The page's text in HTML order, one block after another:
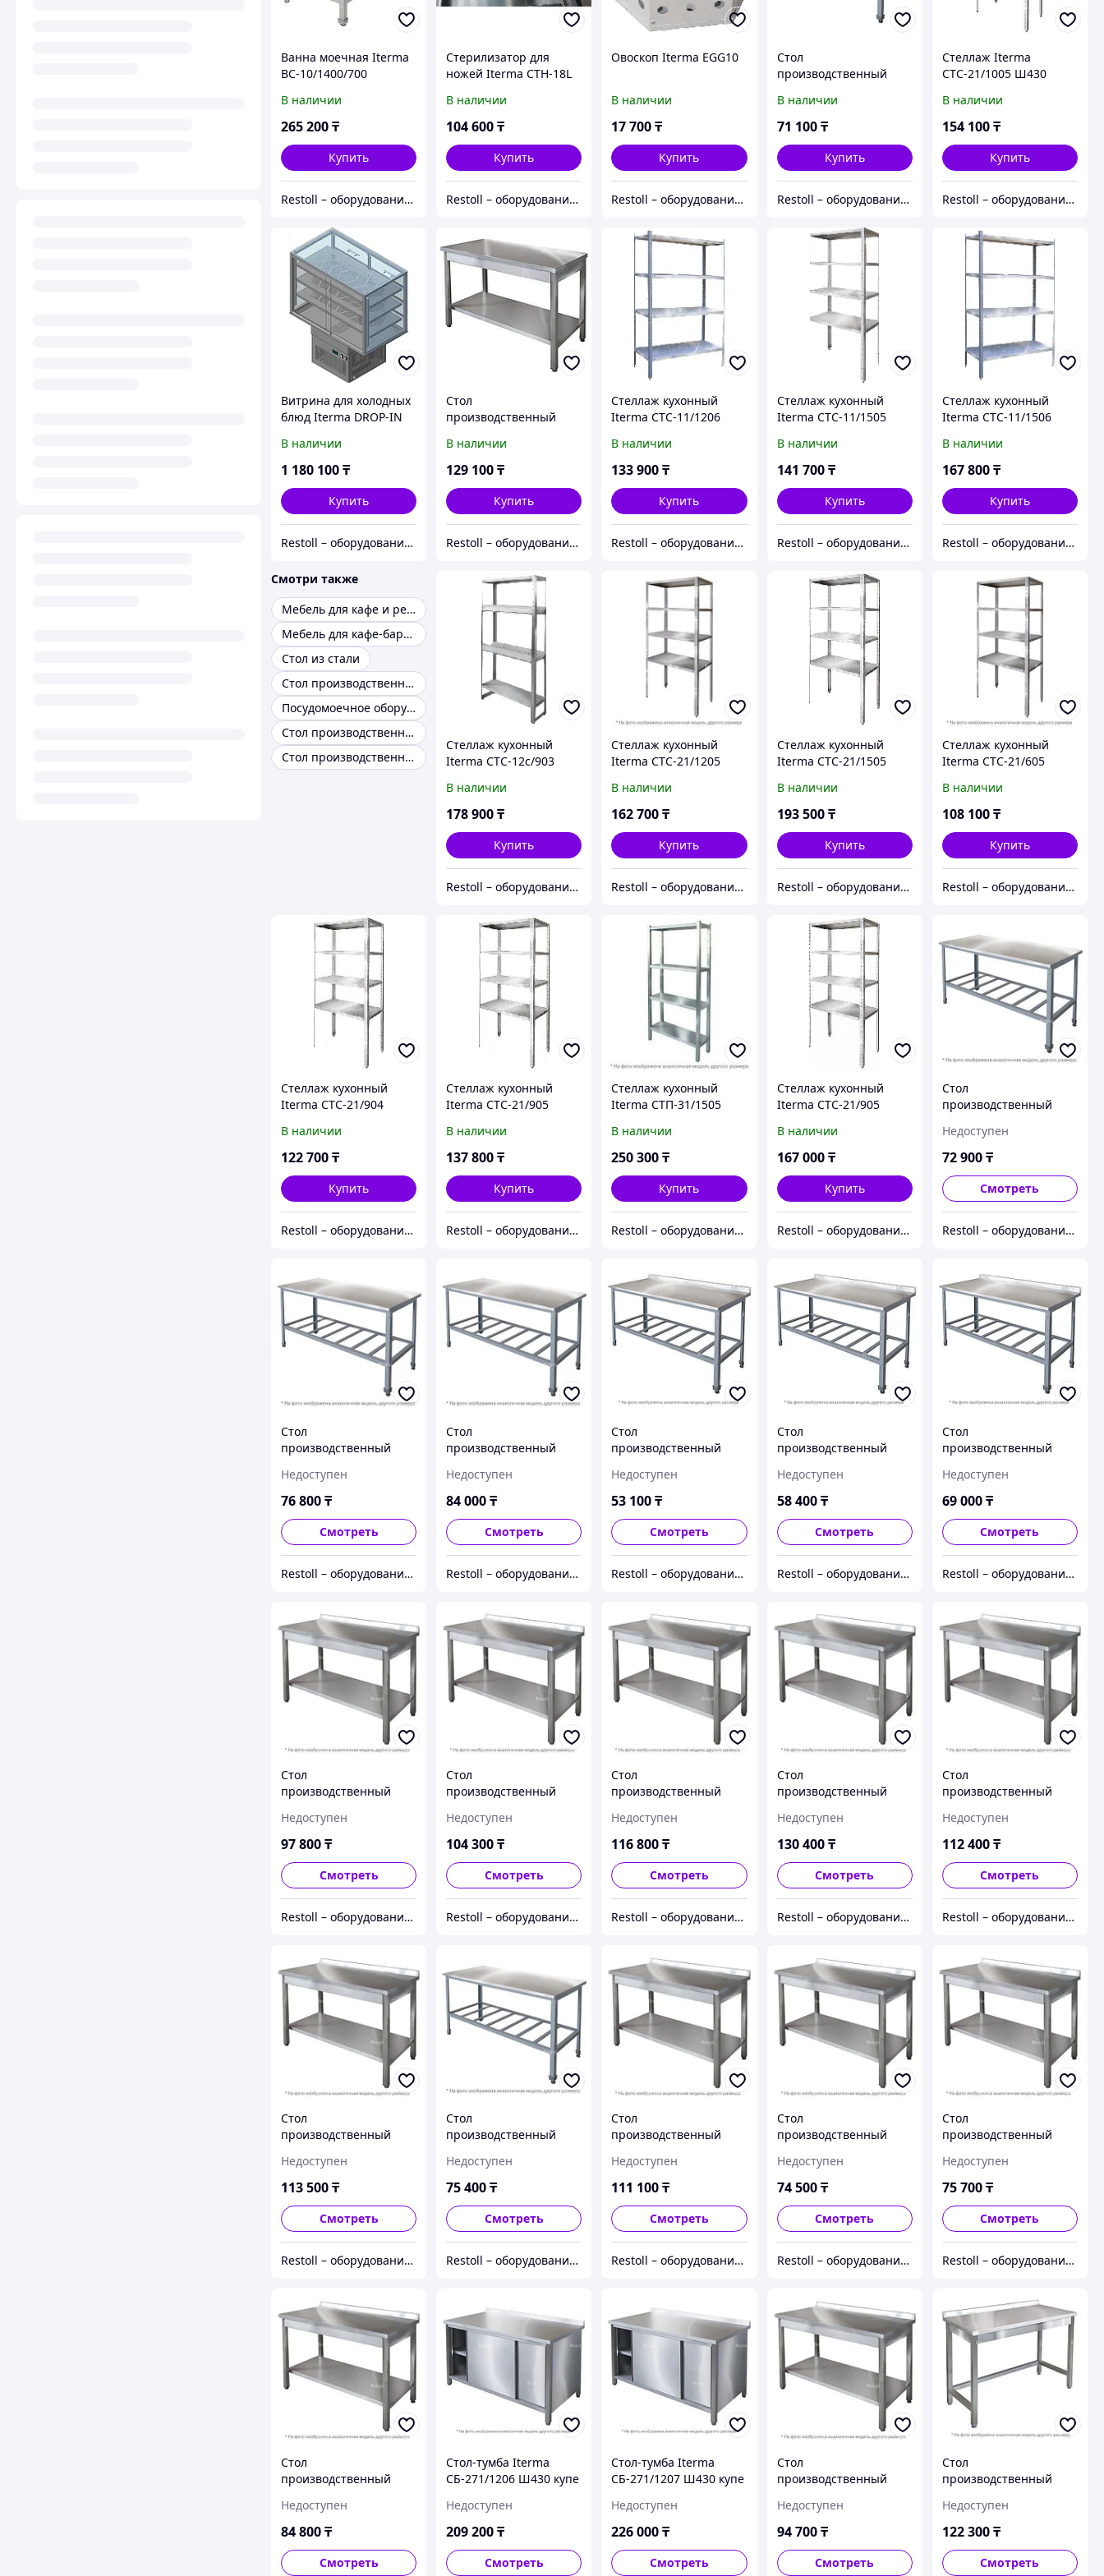
Ванна моечная Iterma
ВС-10/1400/700
В наличии
265 200₸
Купить
Restoll – оборудование с гарантией
Стерилизатор для
ножей Iterma СТН-18L
В наличии
104 600₸
Купить
Restoll – оборудование с гарантией
Овоскоп Iterma EGG10
В наличии
17 700₸
Купить
Restoll – оборудование с гарантией
Стол
производственный
В наличии
71 100 ₸
Купить
Restoll – оборудование с гарантией
Стеллаж Iterma
СТС-21/1005 Ш430
В наличии
154 100₸
Купить
Restoll – оборудование с гарантией
Витрина для холодных
блюд Iterma DROP-IN
В наличии
1 180 100₸
Купить
Restoll – оборудование с гарантией
Стол
производственный
Ш430
В наличии
129 100₸
Купить
Restoll – оборудование с гарантией
Стеллаж кухонный
Iterma СТС-11/1206
В наличии
133 900₸
Купить
Restoll – оборудование с гарантией
Стеллаж кухонный
Iterma СТС-11/1505
В наличии
141 700 ₸
Купить
Restoll – оборудование с гарантией
Стеллаж кухонный
Iterma СТС-11/1506
В наличии
167 800₸
Купить
Restoll – оборудование с гарантией
Смотри также
Мебель для кафе и ресторанов
Мебель для кафе-баров
Стол из стали
Стол производственный
Посудомоечное оборудование
Стол производственный из нержавеющей стали
Стол производственный пристенный
Стеллаж кухонный
Iterma СТС-12с/903
В наличии
178 900₸
Купить
Restoll – оборудование с гарантией
Стеллаж кухонный
Iterma СТС-21/1205
В наличии
162 700₸
Купить
Restoll – оборудование с гарантией
Стеллаж кухонный
Iterma СТС-21/1505
В наличии
193 500 ₸
Купить
Restoll – оборудование с гарантией
Стеллаж кухонный
Iterma СТС-21/605
В наличии
108 100₸
Купить
Restoll – оборудование с гарантией
Стеллаж кухонный
Iterma СТС-21/904
В наличии
122 700₸
Купить
Restoll – оборудование с гарантией
Стеллаж кухонный
Iterma СТС-21/905
В наличии
137 800₸
Купить
Restoll – оборудование с гарантией
Стеллаж кухонный
Iterma СТП-31/1505
В наличии
250 300₸
Купить
Restoll – оборудование с гарантией
Стеллаж кухонный
Iterma СТС-21/905
В наличии
167 000 ₸
Купить
Restoll – оборудование с гарантией
Стол
производственный
Ш430
Недоступен
72 900₸
Смотреть
Restoll – оборудование с гарантией
Стол
производственный
Ш430
Недоступен
76 800₸
Смотреть
Restoll – оборудование с гарантией
Стол
производственный
Ш430
Недоступен
84 000₸
Смотреть
Restoll – оборудование с гарантией
Стол
производственный
Ш430
Недоступен
53 100₸
Смотреть
Restoll – оборудование с гарантией
Стол
производственный
Ш430
Недоступен
58 400 ₸
Смотреть
Restoll – оборудование с гарантией
Стол
производственный
Ш430
Недоступен
69 000₸
Смотреть
Restoll – оборудование с гарантией
Стол
производственный
Ш430
Недоступен
97 800₸
Смотреть
Restoll – оборудование с гарантией
Стол
производственный
Ш430
Недоступен
104 300₸
Смотреть
Restoll – оборудование с гарантией
Стол
производственный
Ш430
Недоступен
116 800₸
Смотреть
Restoll – оборудование с гарантией
Стол
производственный
Недоступен
130 400 ₸
Смотреть
Restoll – оборудование с гарантией
Стол
производственный
Недоступен
112 400₸
Смотреть
Restoll – оборудование с гарантией
Стол
производственный
Недоступен
113 500₸
Смотреть
Restoll – оборудование с гарантией
Стол
производственный
Ш430
Недоступен
75 400₸
Смотреть
Restoll – оборудование с гарантией
Стол
производственный
Ш430
Недоступен
111 100₸
Смотреть
Restoll – оборудование с гарантией
Стол
производственный
Ш430
Недоступен
74 500 ₸
Смотреть
Restoll – оборудование с гарантией
Стол
производственный
Ш430
Недоступен
75 700₸
Смотреть
Restoll – оборудование с гарантией
Стол
производственный
Недоступен
84 800₸
Смотреть
Стол-тумба Iterma
СБ-271/1206 Ш430 купе
Недоступен
209 200₸
Смотреть
Стол-тумба Iterma
СБ-271/1207 Ш430 купе
Недоступен
226 000₸
Смотреть
Стол
производственный
Недоступен
94 700 ₸
Смотреть
Стол
производственный
Недоступен
122 300₸
Смотреть